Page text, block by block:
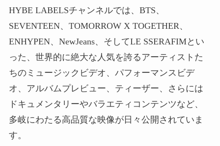
HYBE LABELSチャンネルでは、BTS、
SEVENTEEN、TOMORROW X TOGETHER、
ENHYPEN、NewJeans、そしてLE SSERAFIMとい
った、世界的に絶大な人気を誇るアーティストた
ちのミュージックビデオ、パフォーマンスビデ
オ、アルバムプレビュー、ティーザー、さらには
ドキュメンタリーやバラエティコンテンツなど、
多岐にわたる高品質な映像が日々公開されていま
す。